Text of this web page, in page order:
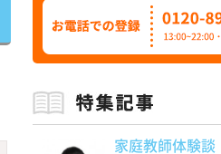
家庭教師体験談